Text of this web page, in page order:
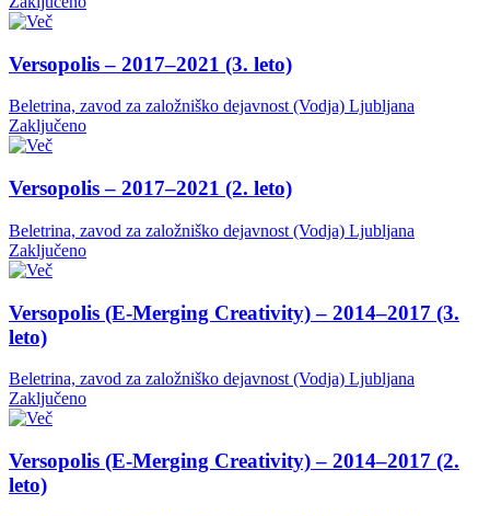
Versopolis – 2017–2021 (3. leto)
Beletrina, zavod za založniško dejavnost (Vodja) Ljubljana
Zaključeno
Versopolis – 2017–2021 (2. leto)
Beletrina, zavod za založniško dejavnost (Vodja) Ljubljana
Zaključeno
Versopolis (E-Merging Creativity) – 2014–2017 (3.
leto)
Beletrina, zavod za založniško dejavnost (Vodja) Ljubljana
Zaključeno
Versopolis (E-Merging Creativity) – 2014–2017 (2.
leto)